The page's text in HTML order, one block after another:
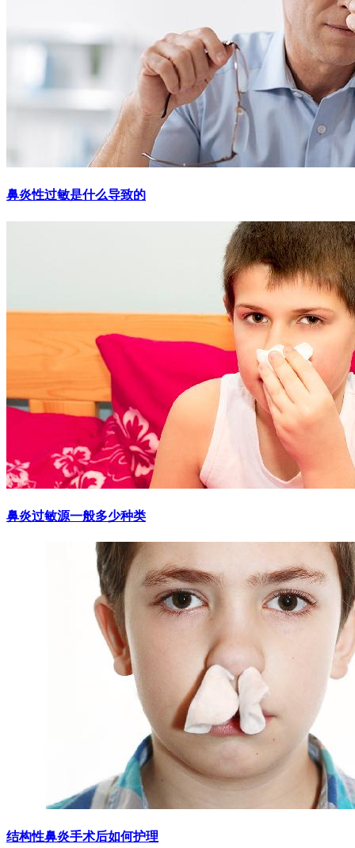
鼻炎性过敏是什么导致的
鼻炎过敏源一般多少种类
结构性鼻炎手术后如何护理